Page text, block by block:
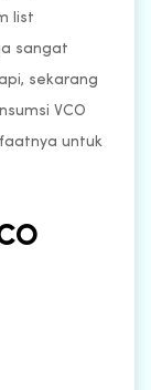
list
sangat
sekarang
VCO
untuk